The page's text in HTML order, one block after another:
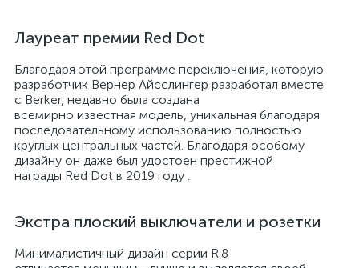
Лауреат премии Red Dot
Благодаря этой программе переключения, которую
разработчик Вернер Айсслингер разработал вместе
с Berker, недавно была создана
всемирно известная модель, уникальная благодаря
последовательному использованию полностью
круглых центральных частей. Благодаря особому
дизайну он даже был удостоен престижной
награды Red Dot в 2019 году .
Экстра плоский выключатели и розетки
Минималистичный дизайн серии R.8